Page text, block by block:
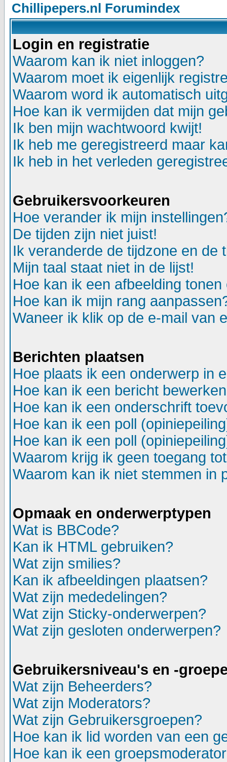
Chillipepers.nl Forumindex
Login en registratie
Waarom kan ik niet inloggen?
Waarom moet ik eigenlijk
Waarom word ik automatisch
Hoe kan ik vermijden dat mijn
Ik ben mijn wachtwoord kwijt!
Ik heb me geregistreerd maar
Ik heb in het verleden
Gebruikersvoorkeuren
Hoe verander ik mijn
De tijden zijn niet juist!
Ik veranderde de tijdzone en de
Mijn taal staat niet in de lijst!
Hoe kan ik een afbeelding
Hoe kan ik mijn rang
Waneer ik klik op de e-mail van
Berichten plaatsen
Hoe plaats ik een onderwerp in
Hoe kan ik een bericht
Hoe kan ik een onderschrift
Hoe kan ik een poll
Hoe kan ik een poll
Waarom krijg ik geen toegang
Waarom kan ik niet stemmen in
Opmaak en onderwerptypen
Wat is BBCode?
Kan ik HTML gebruiken?
Wat zijn smilies?
Kan ik afbeeldingen plaatsen?
Wat zijn mededelingen?
Wat zijn Sticky-onderwerpen?
Wat zijn gesloten onderwerpen?
Gebruikersniveau's en -
Wat zijn Beheerders?
Wat zijn Moderators?
Wat zijn Gebruikersgroepen?
Hoe kan ik lid worden van een
Hoe kan ik een